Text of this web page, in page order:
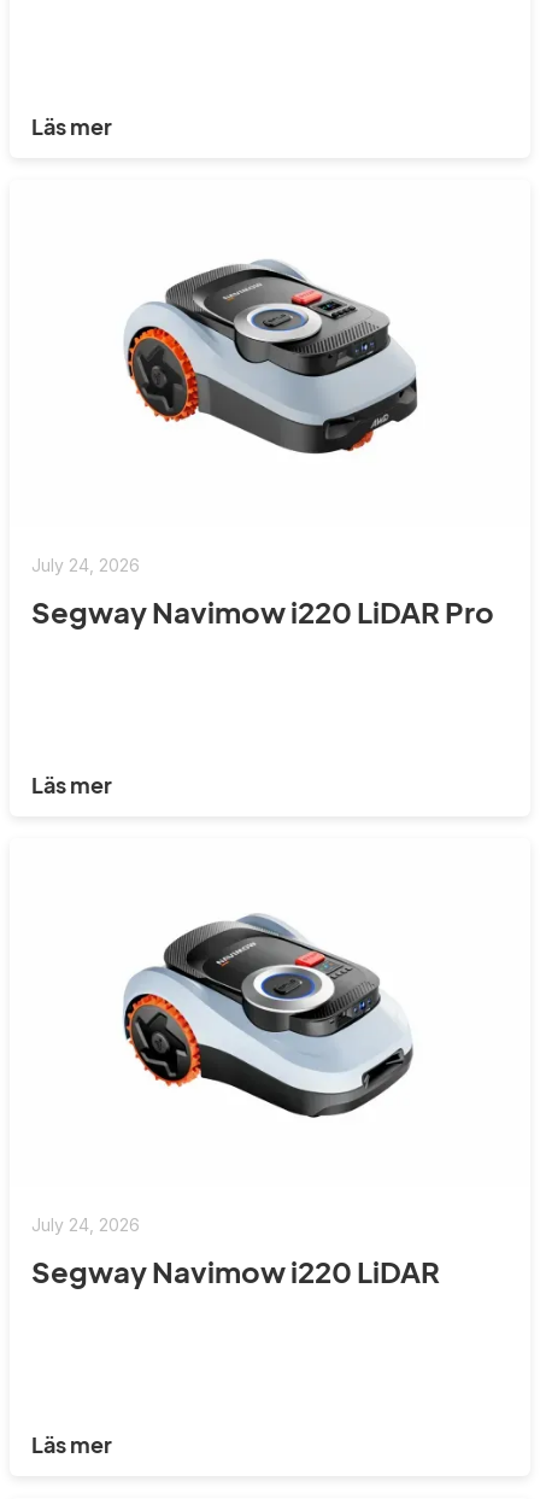
Läs mer
July 24, 2026
Segway Navimow i220 LiDAR Pro
Läs mer
July 24, 2026
Segway Navimow i220 LiDAR
Läs mer